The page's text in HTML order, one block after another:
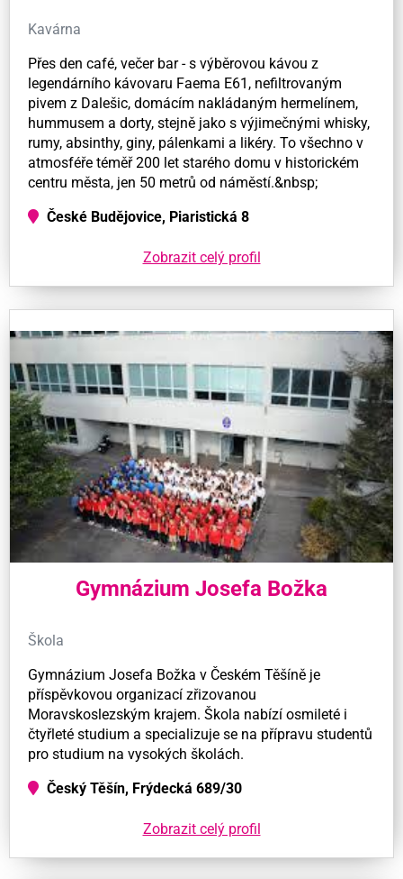
Kavárna
Přes den café, večer bar - s výběrovou kávou z
legendárního kávovaru Faema E61, nefiltrovaným
pivem z Dalešic, domácím nakládaným hermelínem,
hummusem a dorty, stejně jako s výjimečnými whisky,
rumy, absinthy, giny, pálenkami a likéry. To všechno v
atmosféře téměř 200 let starého domu v historickém
centru města, jen 50 metrů od náměstí.&nbsp;
České Budějovice, Piaristická 8
Zobrazit celý profil
Gymnázium Josefa Božka
Škola
Gymnázium Josefa Božka v Českém Těšíně je
příspěvkovou organizací zřizovanou
Moravskoslezským krajem. Škola nabízí osmileté i
čtyřleté studium a specializuje se na přípravu studentů
pro studium na vysokých školách.
Český Těšín, Frýdecká 689/30
Zobrazit celý profil